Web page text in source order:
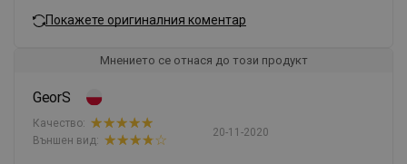
Покажете оригиналния коментар
Мнението се отнася до този продукт
GeorS
20-11-2020
Качество:
Външен вид: